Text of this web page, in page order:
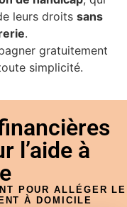
leurs droits sans
.
gratuitement
simplicité.
l’aide à
POUR ALLÉGER LE
À DOMICILE